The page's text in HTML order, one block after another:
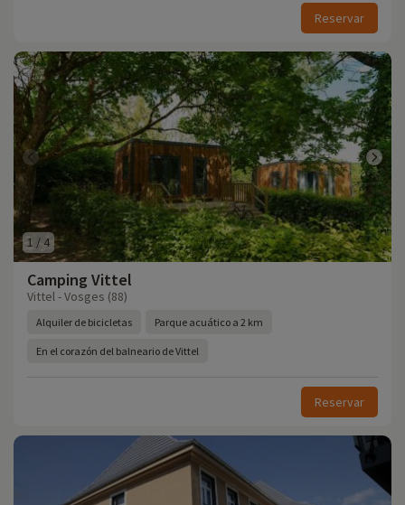
Reservar
1 / 4
Camping Vittel
Vittel - Vosges (88)
Alquiler de bicicletas Parque acuático a 2 km
En el corazón del balneario de Vittel
Reservar